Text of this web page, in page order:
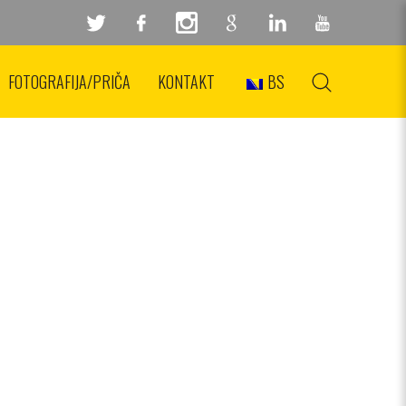
FOTOGRAFIJA/PRIČA KONTAKT BS